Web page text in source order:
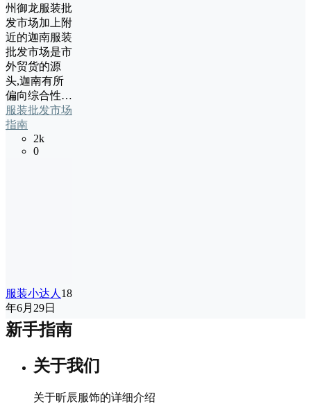
州御龙服装批
发市场加上附
近的迦南服装
批发市场是市
外贸货的源
头,迦南有所
偏向综合性…
服装批发市场
指南
2k
0
服装小达人 18
年6月29日
新手指南
关于我们
关于昕辰服饰的详细介绍